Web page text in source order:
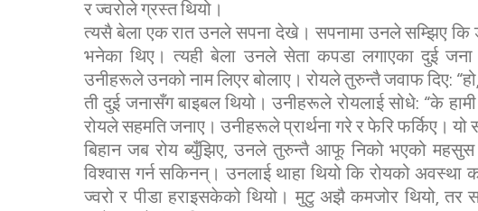
र ज्वरोले ग्रस्त थियो।
त्यसै बेला एक रात उनले सपना देखे। सपनामा उनले सम्झिए कि
भनेका थिए। त्यही बेला उनले सेता कपडा लगाएका दुई
उनीहरूले उनको नाम लिएर बोलाए। रोयले तुरुन्तै जवाफ दिए:
ती दुई जनासँग बाइबल थियो। उनीहरूले रोयलाई सोधे: “के हामी
रोयले सहमति जनाए। उनीहरूले प्रार्थना गरे र फेरि फर्किए। यो
बिहान जब रोय ब्युँझिए, उनले तुरुन्तै आफू निको भएको
विश्वास गर्न सकिनन्। उनलाई थाहा थियो कि रोयको
ज्वरो र पीडा हराइसकेको थियो। मुटु अझै कमजोर थियो, तर